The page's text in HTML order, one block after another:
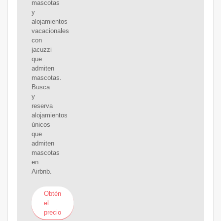
mascotas
y
alojamientos
vacacionales
con
jacuzzi
que
admiten
mascotas.
Busca
y
reserva
alojamientos
únicos
que
admiten
mascotas
en
Airbnb.
Obtén
el
precio